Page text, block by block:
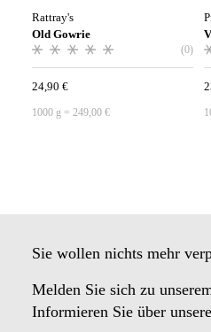
Rattray's
Old Gowrie
(0)
24,90 €
1000 g = 249,00 €
Sie wollen nichts mehr
Melden Sie sich zu
Informieren Sie über